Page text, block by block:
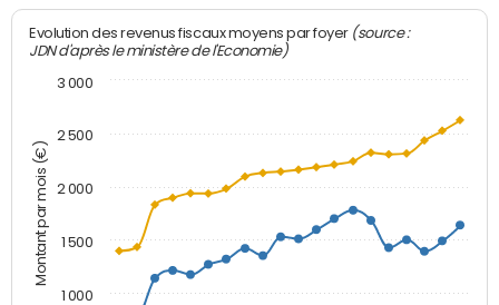
Montant par mois (€)
Evolution des revenus fiscaux moyens par foyer (source :
JDN d'après le ministère de l'Economie)
1 000
1 500
2 000
2 500
3 000